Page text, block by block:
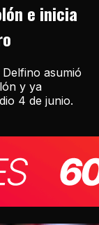
e inicia
asumió
y ya
4 de junio.